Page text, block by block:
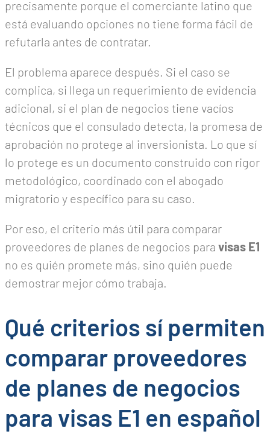
precisamente porque el comerciante latino que
está evaluando opciones no tiene forma fácil de
refutarla antes de contratar.
El problema aparece después. Si el caso se
complica, si llega un requerimiento de evidencia
adicional, si el plan de negocios tiene vacíos
técnicos que el consulado detecta, la promesa de
aprobación no protege al inversionista. Lo que sí
lo protege es un documento construido con rigor
metodológico, coordinado con el abogado
migratorio y específico para su caso.
Por eso, el criterio más útil para comparar
proveedores de planes de negocios para visas E1
no es quién promete más, sino quién puede
demostrar mejor cómo trabaja.
Qué criterios sí permiten
comparar proveedores
de planes de negocios
para visas E1 en español